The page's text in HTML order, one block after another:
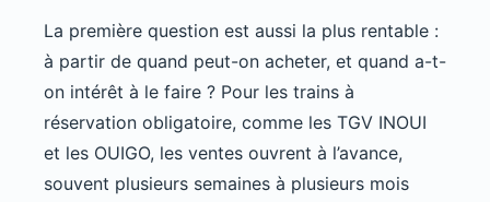
La première question est aussi la plus rentable :
à partir de quand peut-on acheter, et quand a-t-
on intérêt à le faire ? Pour les trains à
réservation obligatoire, comme les TGV INOUI
et les OUIGO, les ventes ouvrent à l’avance,
souvent plusieurs semaines à plusieurs mois